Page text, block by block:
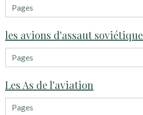
les avions d'assaut soviétique
Les As de l'aviation